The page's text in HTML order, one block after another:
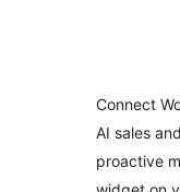
Connect
AI sales
proactive